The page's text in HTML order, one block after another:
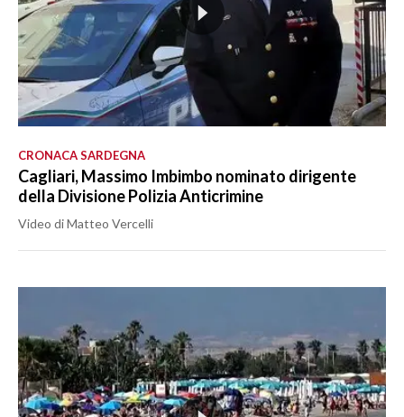
CRONACA SARDEGNA
Cagliari, Massimo Imbimbo nominato dirigente
della Divisione Polizia Anticrimine
Video di Matteo Vercelli